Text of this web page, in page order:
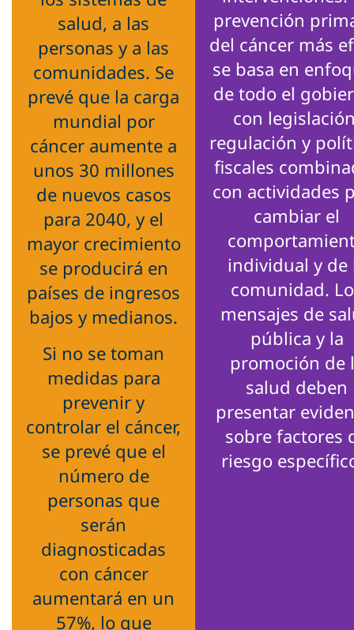
salud, a las
personas y a las
comunidades. Se
prevé que la carga
mundial por
cáncer aumente a
unos 30 millones
de nuevos casos
para 2040, y el
mayor crecimiento
se producirá en
países de ingresos
bajos y medianos.
Si no se toman
medidas para
prevenir y
controlar el cáncer,
se prevé que el
número de
personas que
serán
diagnosticadas
con cáncer
aumentará en un
57%, lo que
prevención
del cáncer más
se basa en
de todo el
con
regulación y
fiscales
con actividades
cambiar el
individual y de
comunidad.
mensajes de
pública y la
promoción de
salud deben
presentar
sobre factores
riesgo